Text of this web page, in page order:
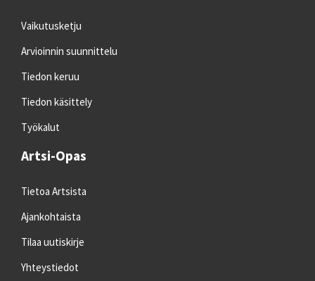
Vaikutusketju
Arvioinnin suunnittelu
Tiedon keruu
Tiedon käsittely
Työkalut
Artsi-Opas
Tietoa Artsista
Ajankohtaista
Tilaa uutiskirje
Yhteystiedot